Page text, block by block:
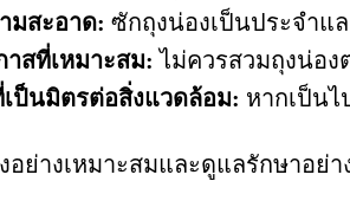
มสะอาด: ซักถุงน่องเป็นประจำแ
าสที่เหมาะสม: ไม่ควรสวมถุงน่อง
เป็นมิตรต่อสิ่งแวดล้อม: หากเป็น
อย่างเหมาะสมและดูแลรักษาอ